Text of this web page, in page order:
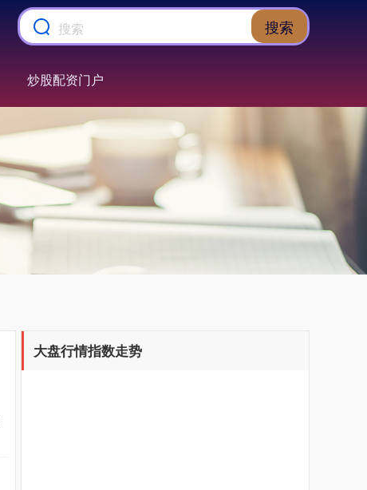
搜索
炒股配资门户
大盘行情指数走势